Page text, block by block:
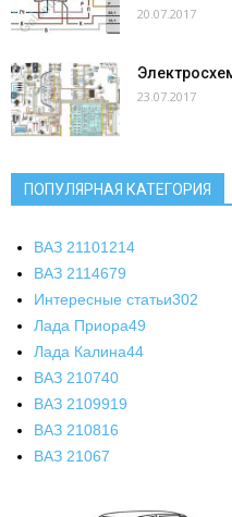
20.07.2017
23.07.2017
ПОПУЛЯРНАЯ КАТЕГОРИЯ
ВАЗ 21101214
ВАЗ 2114679
Интересные статьи302
Лада Приора49
Лада Калина44
ВАЗ 210740
ВАЗ 2109919
ВАЗ 210816
ВАЗ 21067